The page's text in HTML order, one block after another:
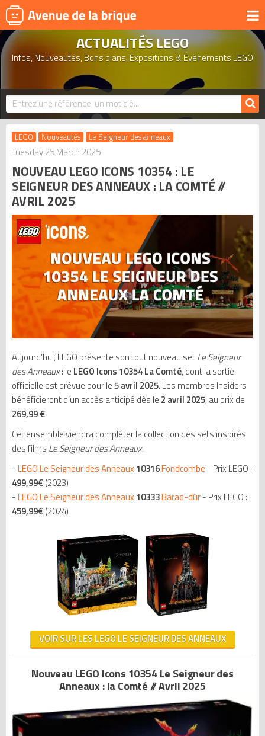
UNIVERS
PRODUITS DÉRIVÉS
NOUVEAUTÉS
LEGO 2026
BONS PLANS
ASSOCIATIONS DE FANS
EXPOSITIONS LEGO
LEGO LES PLUS CHERS
DERNIERS LEGO AJOUTÉS
ACTUALITÉS LEGO
Infos, Nouveautés, Bons plans, Expositions & Évènements LEGO
LEGO Nouveautés Le Seigneur des anneaux
Tuesday 25 March 2025
NOUVEAU LEGO ICONS 10354 : LE
SEIGNEUR DES ANNEAUX : LA COMTÉ //
AVRIL 2025
Aujourd’hui, LEGO présente son tout nouveau setLe Seigneur
des Anneaux: le LEGO Icons 10354 La Comté, dont la sortie
officielle est prévue pour le5 avril 2025. Les membres Insiders
bénéficieront d’un accès anticipé dès le 2 avril 2025, au prix de
269,99 €.
Cet ensemble viendra compléter la collection des sets inspirés
des films Le Seigneur des Anneaux.
-LEGO Le Seigneur des Anneaux10316Fondcombe - Prix LEGO :
499,99€(2023)
-LEGO Le Seigneur des Anneaux10333Barad-dûr- Prix LEGO :
459,99€(2024)
VOIR SUR LES LEGO LE SEIGNEUR DES ANNEAUX
Nouveau LEGO Icons 10354 Le Seigneur des
Anneaux : la Comté // Avril 2025